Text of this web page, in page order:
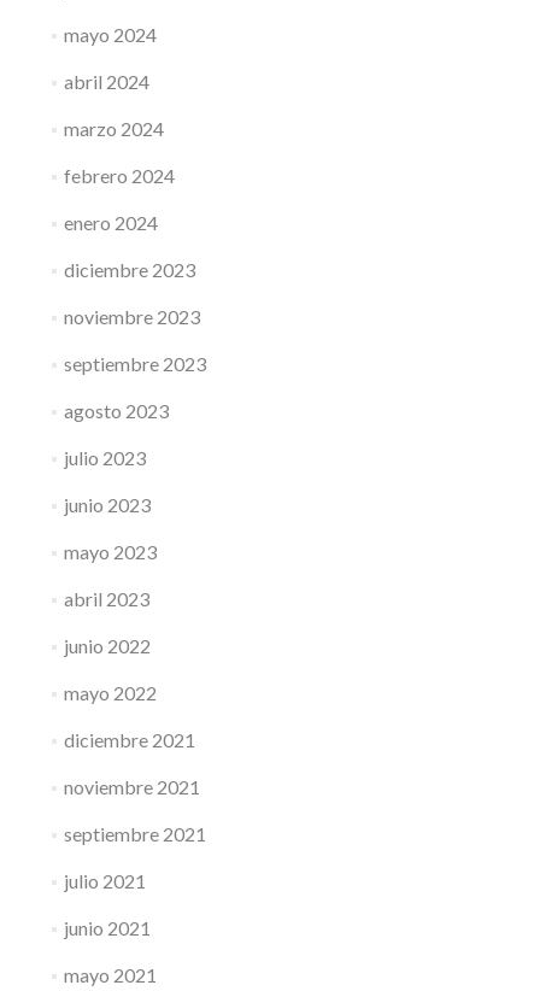
mayo 2024
abril 2024
marzo 2024
febrero 2024
enero 2024
diciembre 2023
noviembre 2023
septiembre 2023
agosto 2023
julio 2023
junio 2023
mayo 2023
abril 2023
junio 2022
mayo 2022
diciembre 2021
noviembre 2021
septiembre 2021
julio 2021
junio 2021
mayo 2021